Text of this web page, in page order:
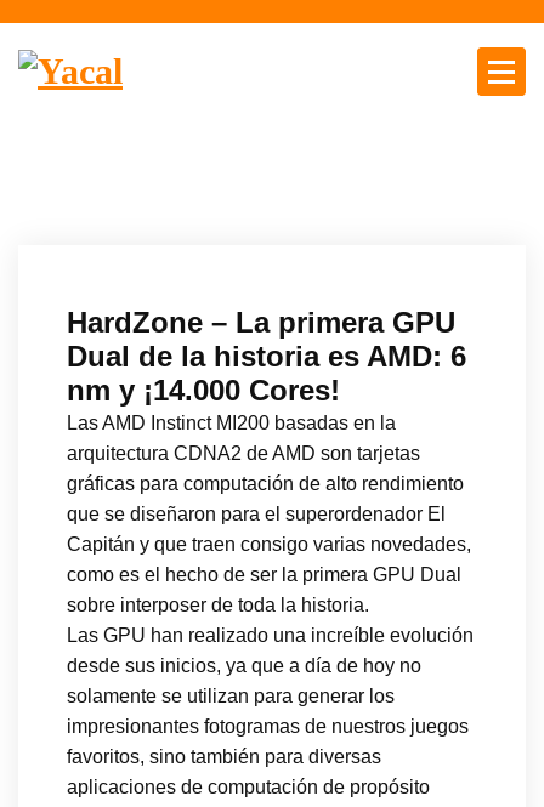
HardZone – La primera GPU
Dual de la historia es AMD: 6
nm y ¡14.000 Cores!
Las AMD Instinct MI200 basadas en la
arquitectura CDNA2 de AMD son tarjetas
gráficas para computación de alto rendimiento
que se diseñaron para el superordenador El
Capitán y que traen consigo varias novedades,
como es el hecho de ser la primera GPU Dual
sobre interposer de toda la historia.
Las GPU han realizado una increíble evolución
desde sus inicios, ya que a día de hoy no
solamente se utilizan para generar los
impresionantes fotogramas de nuestros juegos
favoritos, sino también para diversas
aplicaciones de computación de propósito